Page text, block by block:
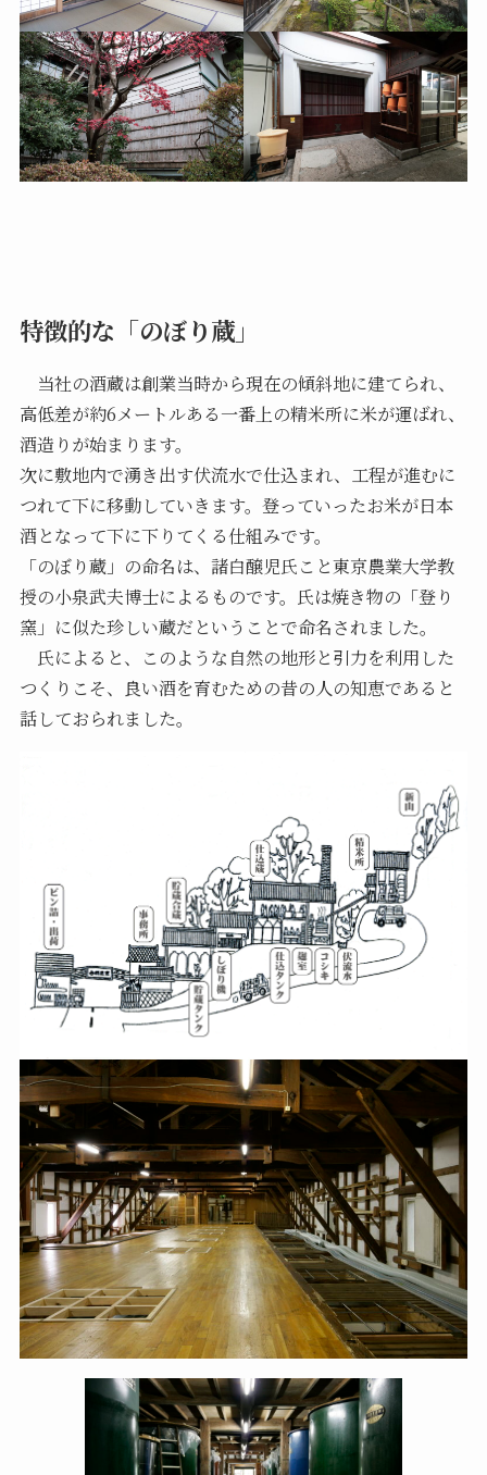
特徴的な「のぼり蔵」
当社の酒蔵は創業当時から現在の傾斜地に建てられ、
高低差が約6メートルある一番上の精米所に米が運ばれ、
酒造りが始まります。
次に敷地内で湧き出す伏流水で仕込まれ、工程が進むに
つれて下に移動していきます。登っていったお米が日本
酒となって下に下りてくる仕組みです。
「のぼり蔵」の命名は、諸白醸児氏こと東京農業大学教
授の小泉武夫博士によるものです。氏は焼き物の「登り
窯」に似た珍しい蔵だということで命名されました。
氏によると、このような自然の地形と引力を利用した
つくりこそ、良い酒を育むための昔の人の知恵であると
話しておられました。